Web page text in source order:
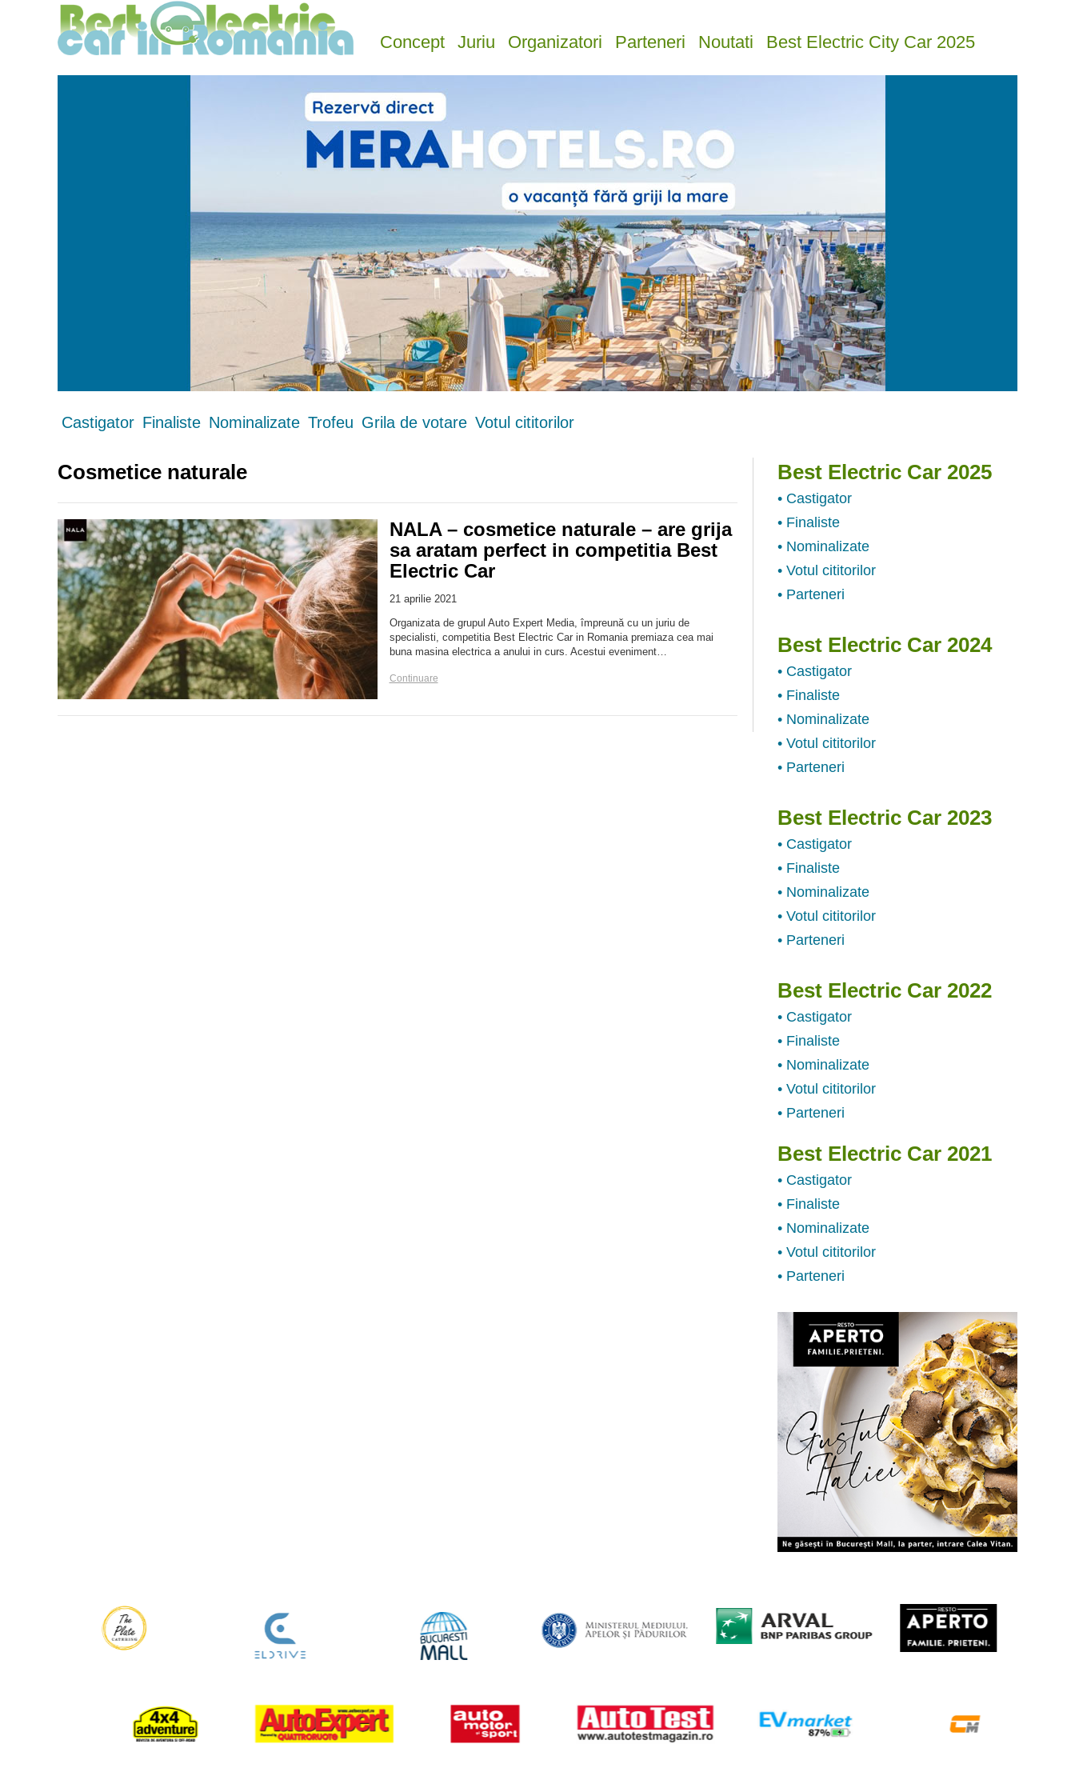
Concept Juriu Organizatori Parteneri Noutati Best Electric City Car 2025
Castigator Finaliste Nominalizate Trofeu Grila de votare Votul cititorilor
Cosmetice naturale
NALA – cosmetice naturale – are grija
sa aratam perfect in competitia Best
Electric Car
21 aprilie 2021
Organizata de grupul Auto Expert Media, împreună cu un juriu de
specialisti, competitia Best Electric Car in Romania premiaza cea mai
buna masina electrica a anului in curs. Acestui eveniment…
Continuare
Best Electric Car 2025
• Castigator
• Finaliste
• Nominalizate
• Votul cititorilor
• Parteneri
Best Electric Car 2024
• Castigator
• Finaliste
• Nominalizate
• Votul cititorilor
• Parteneri
Best Electric Car 2023
• Castigator
• Finaliste
• Nominalizate
• Votul cititorilor
• Parteneri
Best Electric Car 2022
• Castigator
• Finaliste
• Nominalizate
• Votul cititorilor
• Parteneri
Best Electric Car 2021
• Castigator
• Finaliste
• Nominalizate
• Votul cititorilor
• Parteneri